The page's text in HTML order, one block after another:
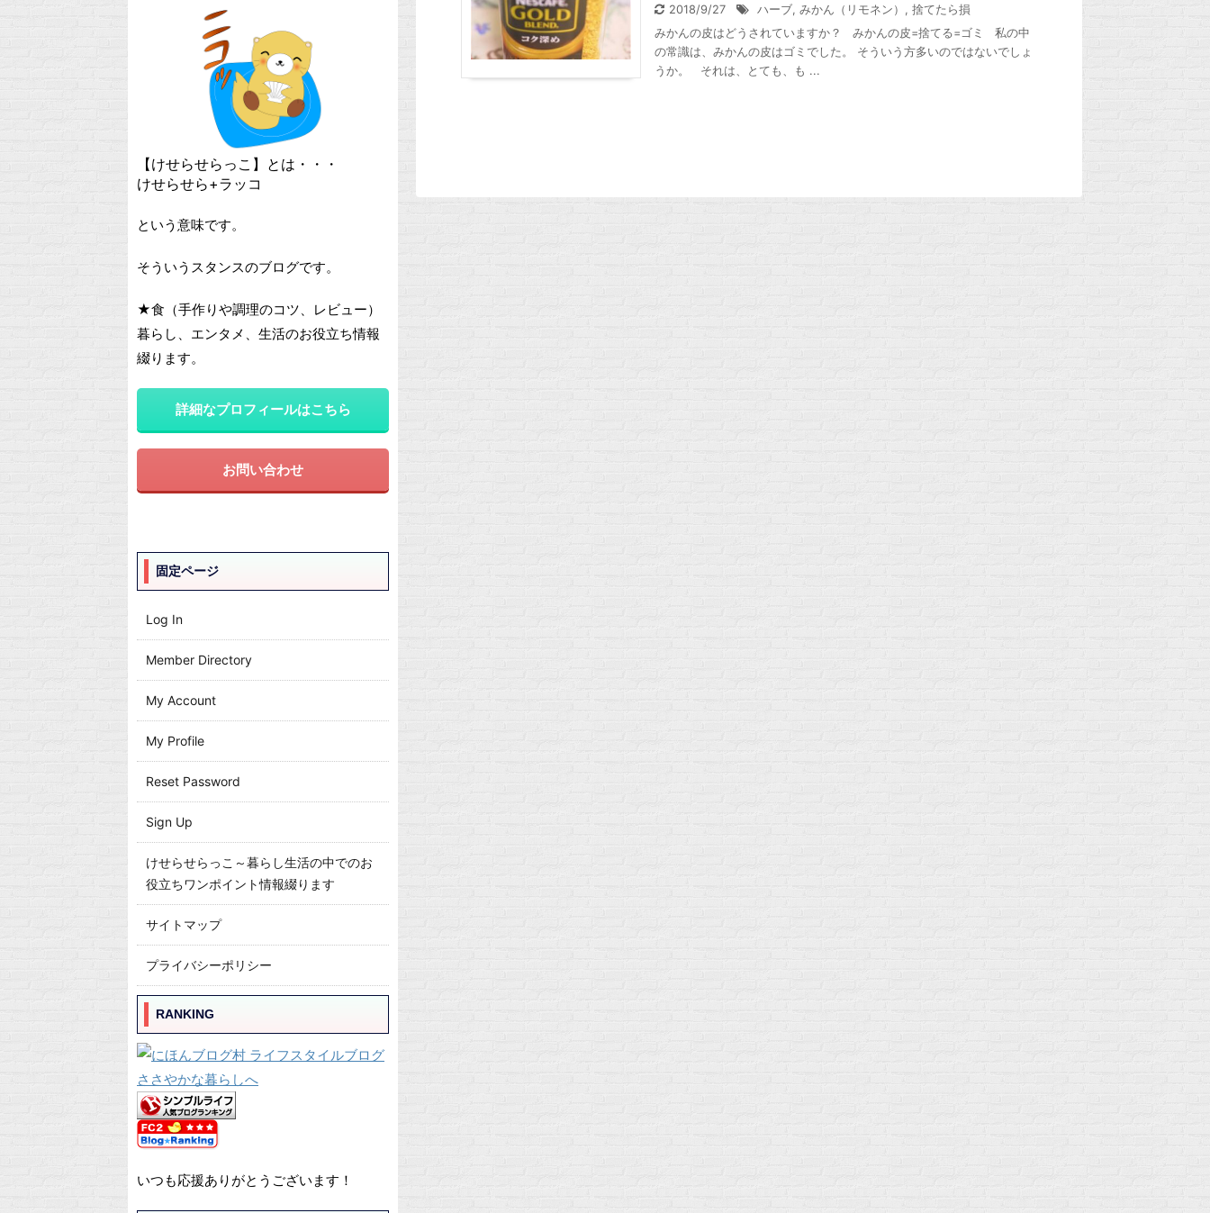
2018/9/27 ハーブ, みかん（リモネン） , 捨てたら損
みかんの皮はどうされていますか？ みかんの皮=捨てる=ゴミ 私の中
の常識は、みかんの皮はゴミでした。 そういう方多いのではないでしょ
うか。 それは、とても、も ...
【けせらせらっこ】とは・・・
けせらせら+ラッコ
という意味です。
そういうスタンスのブログです。
★食（手作りや調理のコツ、レビュー）
暮らし、エンタメ、生活のお役立ち情報
綴ります。
詳細なプロフィールはこちら
お問い合わせ
固定ページ
Log In
Member Directory
My Account
My Profile
Reset Password
Sign Up
けせらせらっこ～暮らし生活の中でのお
役立ちワンポイント情報綴ります
サイトマップ
プライバシーポリシー
RANKING
いつも応援ありがとうございます！